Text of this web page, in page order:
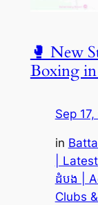
🥊 New
Boxing
Sep
in
|
ដំបង |
Clubs